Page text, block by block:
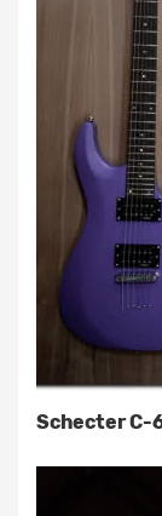
Schecter C-